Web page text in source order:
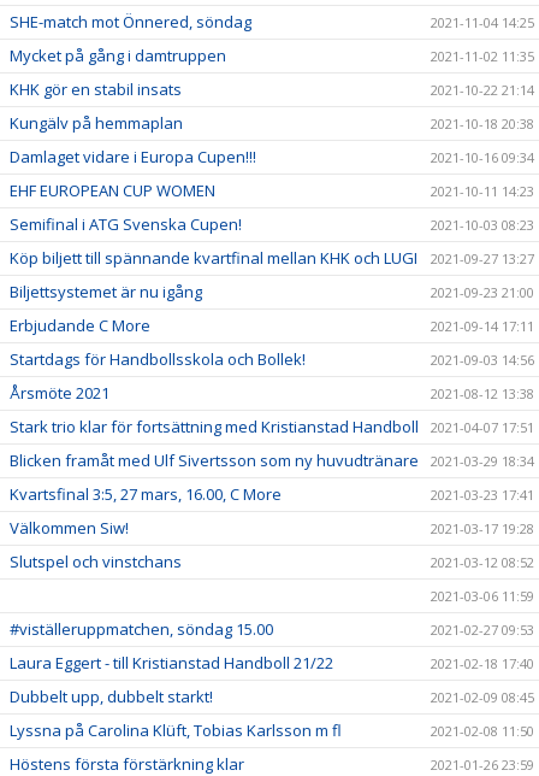
SHE-match mot Önnered, söndag 2021-11-04 14:25
Mycket på gång i damtruppen 2021-11-02 11:35
KHK gör en stabil insats 2021-10-22 21:14
Kungälv på hemmaplan 2021-10-18 20:38
Damlaget vidare i Europa Cupen!!! 2021-10-16 09:34
EHF EUROPEAN CUP WOMEN 2021-10-11 14:23
Semifinal i ATG Svenska Cupen! 2021-10-03 08:23
Köp biljett till spännande kvartfinal mellan KHK och LUGI 2021-09-27 13:27
Biljettsystemet är nu igång 2021-09-23 21:00
Erbjudande C More 2021-09-14 17:11
Startdags för Handbollsskola och Bollek! 2021-09-03 14:56
Årsmöte 2021 2021-08-12 13:38
Stark trio klar för fortsättning med Kristianstad Handboll 2021-04-07 17:51
Blicken framåt med Ulf Sivertsson som ny huvudtränare 2021-03-29 18:34
Kvartsfinal 3:5, 27 mars, 16.00, C More 2021-03-23 17:41
Välkommen Siw! 2021-03-17 19:28
Slutspel och vinstchans
2021-03-12 08:52
2021-03-06 11:59
#viställeruppmatchen, söndag 15.00 2021-02-27 09:53
Laura Eggert - till Kristianstad Handboll 21/22 2021-02-18 17:40
Dubbelt upp, dubbelt starkt! 2021-02-09 08:45
Lyssna på Carolina Klüft, Tobias Karlsson m fl 2021-02-08 11:50
Höstens första förstärkning klar 2021-01-26 23:59